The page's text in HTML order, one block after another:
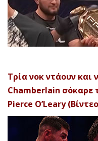
Τρία νοκ ντάουν και
Chamberlain σόκαρε
Pierce O’Leary